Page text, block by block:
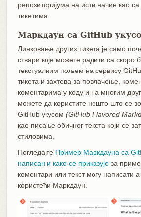
репозиторијума на исти начин као
тикетима.
Маркдаун са GitHub
Линковање других тикета је само
ствари које можете радити са скоро
текстуалним пољем на сервису
тикета и захтева за повлачење,
коментарима у коду и на многим
можете да користите нешто што се
GitHub укусом (GitHub Flavored
као писање обичног текста који се
стиловима.
Погледајте Пример Маркдауна са
написан и како се приказујеза
коментари или текст могу написати
користећи Маркдаун.